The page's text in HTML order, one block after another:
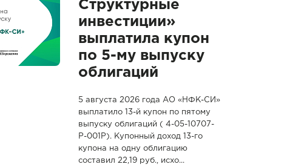
Структурные
инвестиции»
выплатила купон
по 5-му выпуску
облигаций
5 августа 2026 года АО «НФК-СИ»
выплатило 13-й купон по пятому
выпуску облигаций ( 4-05-10707-
P-001P). Купонный доход 13-го
купона на одну облигацию
составил 22,19 руб., исхо...